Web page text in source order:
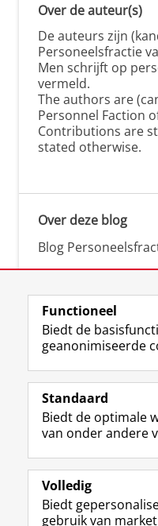
Over de auteur(s)
De auteurs zijn
Personeelsfractie
Men schrijft op
vermeld.
The authors are
Personnel Faction
Contributions are
stated otherwise.
Over deze blog
Blog
Volg de
Studiekiezers
Alumni
Over ons
Functioneel
Biedt de
geanonimiseerde
Standaard
Biedt de optimale
van onder andere
Volledig
Biedt
gebruik van